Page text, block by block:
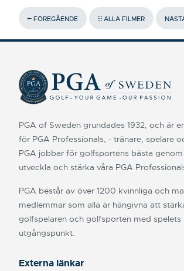
FÖREGÅENDE ALLA FILMER
PGA of Sweden grundades 1932, och är
för PGA Professionals, - tränare, spelare
PGA jobbar för golfsportens bästa
utveckla och stärka våra PGA
PGA består av över 1200 kvinnliga och
medlemmar som alla är hängivna att
golfspelaren och golfsporten med spelets
utgångspunkt.
Externa länkar